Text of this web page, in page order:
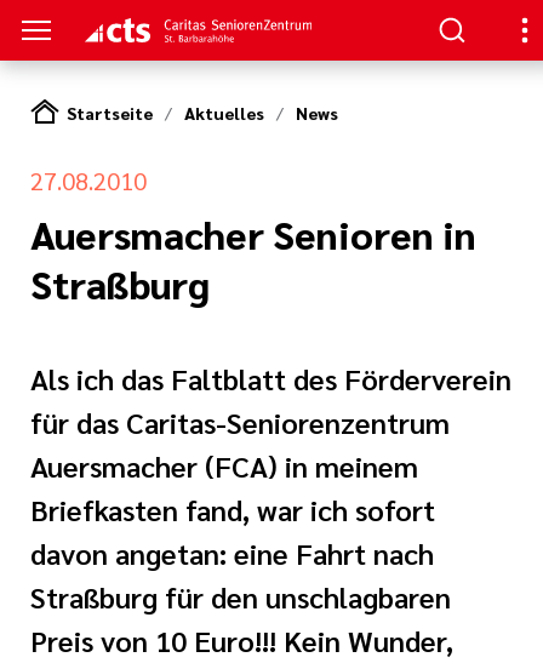
der cts
II
Jahr
Startseite Aktuelles News
27.08.2010
Auersmacher Senioren in
Straßburg
Als ich das Faltblatt des Förderverein
für das Caritas-Seniorenzentrum
Auersmacher (FCA) in meinem
Briefkasten fand, war ich sofort
davon angetan: eine Fahrt nach
Straßburg für den unschlagbaren
Preis von 10 Euro!!! Kein Wunder,